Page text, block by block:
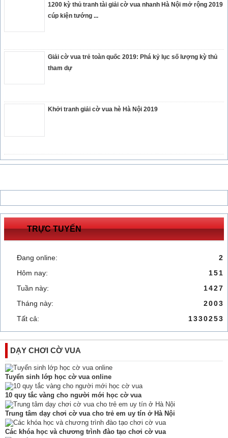
1200 kỳ thủ tranh tài giải cờ vua nhanh Hà Nội mở rộng 2019
cúp kiện tướng ...
Giải cờ vua trẻ toàn quốc 2019: Phá kỷ lục số lượng kỳ thủ
tham dự
Khởi tranh giải cờ vua hè Hà Nội 2019
TRỰC TUYẾN
Đang online:
2
Hôm nay:
151
Tuần này:
1427
Tháng này:
2003
Tất cả:
1330253
DẠY CHƠI CỜ VUA
Tuyển sinh lớp học cờ vua online
10 quy tắc vàng cho người mới học cờ vua
Trung tâm dạy chơi cờ vua cho trẻ em uy tín ở Hà Nội
Các khóa học và chương trình đào tạo chơi cờ vua